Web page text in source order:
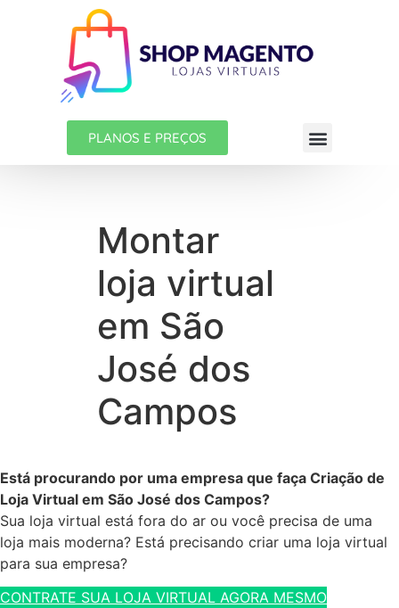
PLANOS E PREÇOS
Montar
loja virtual
em São
José dos
Campos
Está procurando por uma empresa que faça Criação de
Loja Virtual em São José dos Campos?
Sua loja virtual está fora do ar ou você precisa de uma
loja mais moderna? Está precisando criar uma loja virtual
para sua empresa?
CONTRATE SUA LOJA VIRTUAL AGORA MESMO